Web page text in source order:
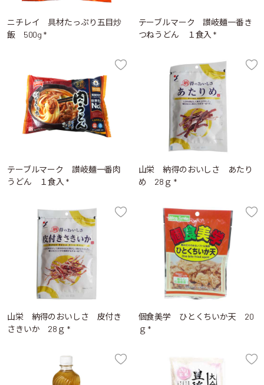
ニチレイ 具材たっぷり五目炒
飯 500g *
テーブルマーク 讃岐麺一番き
つねうどん １食入 *
テーブルマーク 讃岐麺一番肉
うどん １食入 *
山栄 納得のおいしさ あたり
め 28ｇ *
山栄 納得のおいしさ 皮付き
さきいか 28ｇ *
個食美学 ひとくちいか天 20
ｇ *